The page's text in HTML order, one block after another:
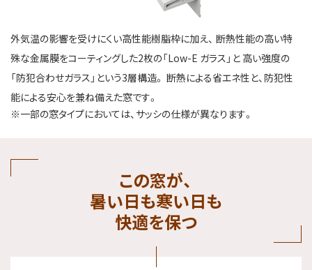
外気温の影響を受けにくい高性能樹脂枠に加え、 断熱性能の高い特
殊な金属膜をコーティングした2枚の「Low-E ガラス」と 高い強度の
「防犯合わせガラス」という3層構造。 断熱による省エネ性と、防犯性
能による安心を兼ね備えた窓です。
※一部の窓タイプにおいては、サッシの仕様が異なります。
この窓が、
暑い日も寒い日も
快適を保つ